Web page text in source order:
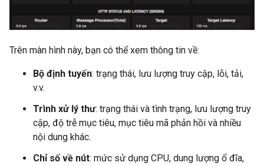
Trên màn hình này, bạn có thể xem thông tin về:
Bộ định tuyến: trạng thái, lưu lượng truy cập, lỗi, tải,
v.v.
Trình xử lý thư: trạng thái và tình trạng, lưu lượng truy
cập, độ trễ mục tiêu, mục tiêu mã phản hồi và nhiều
nội dung khác.
Chỉ số về nút: mức sử dụng CPU, dung lượng ổ đĩa,